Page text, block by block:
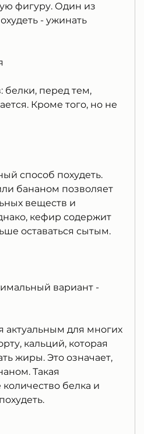
фигуру. Один из
- ужинать
перед тем,
Кроме того, но не
способ похудеть.
бананом позволяет
веществ и
кефир содержит
оставаться сытым.
вариант -
актуальным для многих
кальций, которая
жиры. Это означает,
Такая
белка и